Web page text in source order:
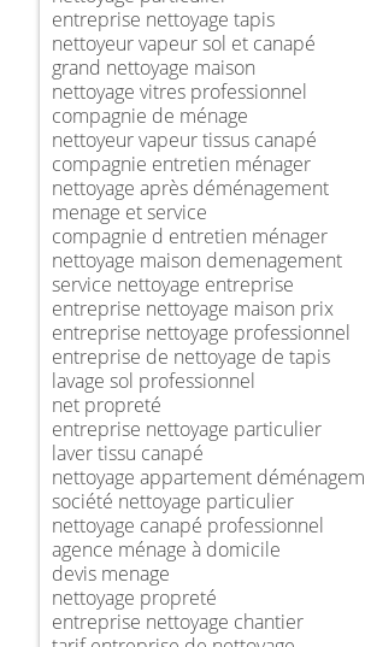
entreprise nettoyage tapis
nettoyeur vapeur sol et canapé
grand nettoyage maison
nettoyage vitres professionnel
compagnie de ménage
nettoyeur vapeur tissus canapé
compagnie entretien ménager
nettoyage après déménagement
menage et service
compagnie d entretien ménager
nettoyage maison demenagement
service nettoyage entreprise
entreprise nettoyage maison prix
entreprise nettoyage professionnel
entreprise de nettoyage de tapis
lavage sol professionnel
net propreté
entreprise nettoyage particulier
laver tissu canapé
nettoyage appartement
société nettoyage particulier
nettoyage canapé professionnel
agence ménage à domicile
devis menage
nettoyage propreté
entreprise nettoyage chantier